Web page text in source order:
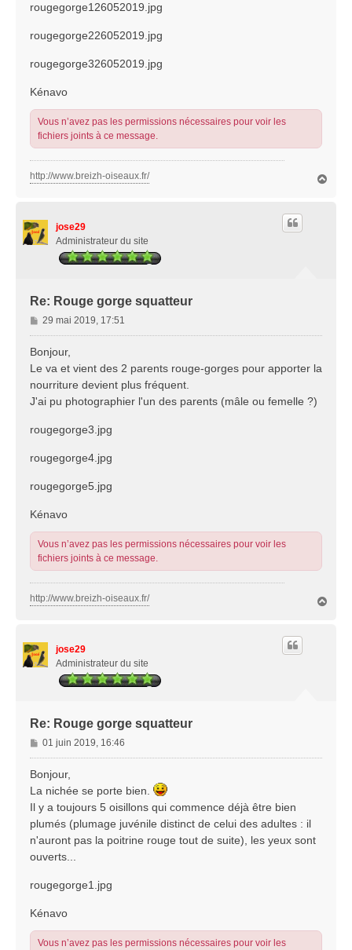
rougegorge126052019.jpg
rougegorge226052019.jpg
rougegorge326052019.jpg
Kénavo
Vous n’avez pas les permissions nécessaires pour voir les
fichiers joints à ce message.
http://www.breizh-oiseaux.fr/
jose29
Administrateur du site
Re: Rouge gorge squatteur
M
e
s
g
e
29 mai 2019, 17:51
Bonjour,
Le va et vient des 2 parents rouge-gorges pour apporter la
nourriture devient plus fréquent.
J'ai pu photographier l'un des parents (mâle ou femelle ?)
rougegorge3.jpg
rougegorge4.jpg
rougegorge5.jpg
Kénavo
Vous n’avez pas les permissions nécessaires pour voir les
fichiers joints à ce message.
http://www.breizh-oiseaux.fr/
jose29
Administrateur du site
Re: Rouge gorge squatteur
M
e
a
g
e
01 juin 2019, 16:46
Bonjour,
La nichée se porte bien.
Il y a toujours 5 oisillons qui commence déjà être bien
plumés (plumage juvénile distinct de celui des adultes : il
n'auront pas la poitrine rouge tout de suite), les yeux sont
ouverts...
rougegorge1.jpg
Kénavo
Vous n’avez pas les permissions nécessaires pour voir les